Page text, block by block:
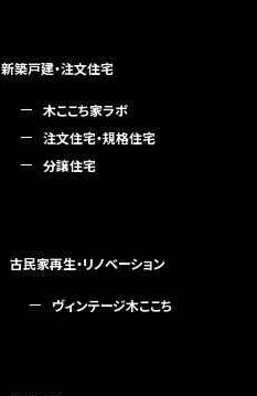
新築戸建・注文住宅
木ここち家ラボ
注文住宅・規格住宅
分譲住宅
古民家再生・リノベーション
ヴィンテージ木ここち